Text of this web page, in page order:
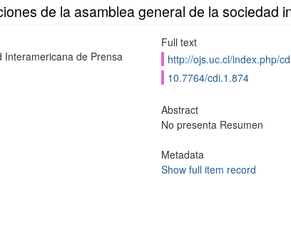
de la asamblea general de la sociedad
Interamericana de Prensa
Full text
http://ojs.uc.cl/index.php/
10.7764/cdi.1.874
Abstract
No presenta Resumen
Metadata
Show full item record